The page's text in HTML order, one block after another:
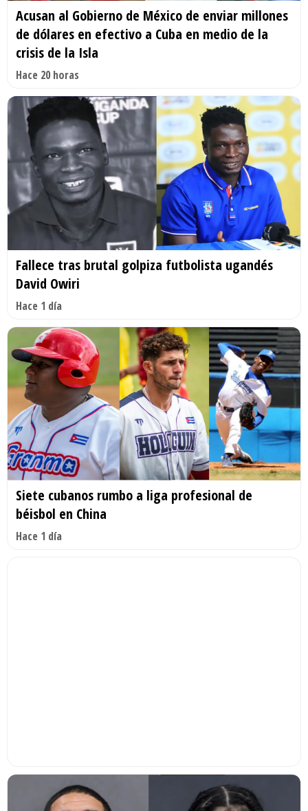
Acusan al Gobierno de México de enviar millones
de dólares en efectivo a Cuba en medio de la
crisis de la Isla
Hace 20 horas
Fallece tras brutal golpiza futbolista ugandés
David Owiri
Hace 1 día
Siete cubanos rumbo a liga profesional de
béisbol en China
Hace 1 día